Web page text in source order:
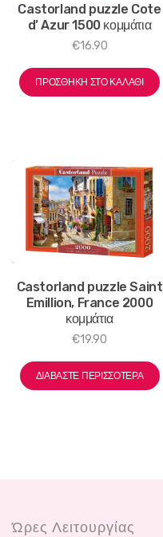
Castorland puzzle Cote
d’ Azur 1500 κομμάτια
€16.90
ΠΡΟΣΘΉΚΗ ΣΤΟ ΚΑΛΆΘΙ
Castorland puzzle Saint
Emillion, France 2000
κομμάτια
€19.90
ΔΙΑΒΆΣΤΕ ΠΕΡΙΣΣΌΤΕΡΑ
Ώρες Λειτουργίας